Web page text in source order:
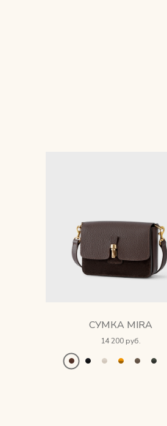
СУМКА MIRA
14 200 руб.